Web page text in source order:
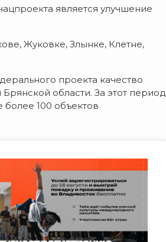
является улучшение
Жуковке, Злынке, Клетне,
проекта качество
области. За этот период
100 объектов